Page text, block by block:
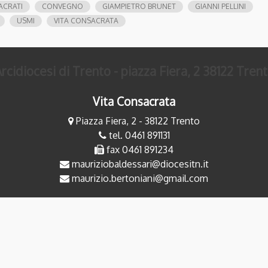
CONVEGNO GIAMPIETRO BRUNET
GIANNI PELLINI
USMI VITA CONSACRATA
Vita Consacrata
Piazza Fiera, 2 - 38122 Trento
tel. 0461 891131
fax 0461 891234
mauriziobaldessari@diocesitn.it
maurizio.bertoniani@gmail.com